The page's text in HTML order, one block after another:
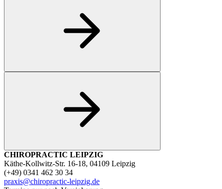
CHIROPRACTIC LEIPZIG
Käthe-Kollwitz-Str. 16-18, 04109 Leipzig
(+49) 0341 462 30 34
praxis@chiropractic-leipzig.de